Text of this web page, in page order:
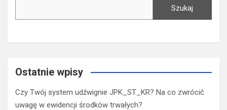
Szukaj
Ostatnie wpisy
Czy Twój system udźwignie JPK_ST_KR? Na co zwrócić
uwagę w ewidencji środków trwałych?